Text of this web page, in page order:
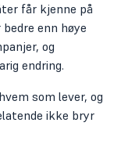
får kjenne på
enn høye
og
endring.
som lever, og
ikke bryr
ungdom